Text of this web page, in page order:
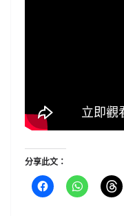
分享此文：